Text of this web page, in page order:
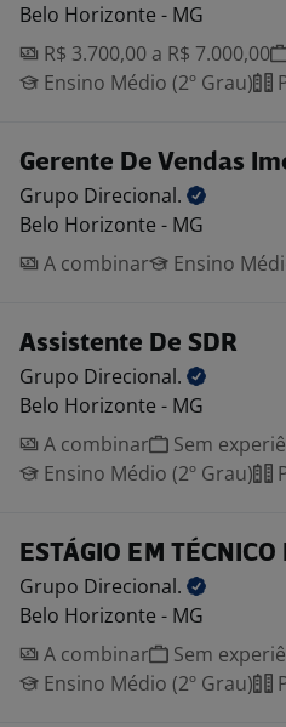
Belo Horizonte - MG
R$ 3.700,00 a R$ 7.000,00
Ensino Médio (2º Grau)
Gerente De Vendas
Grupo Direcional.
Belo Horizonte - MG
A combinar
Ensino
Assistente De SDR
Grupo Direcional.
Belo Horizonte - MG
A combinar
Sem
Ensino Médio (2º Grau)
ESTÁGIO EM
Grupo Direcional.
Belo Horizonte - MG
A combinar
Sem
Ensino Médio (2º Grau)